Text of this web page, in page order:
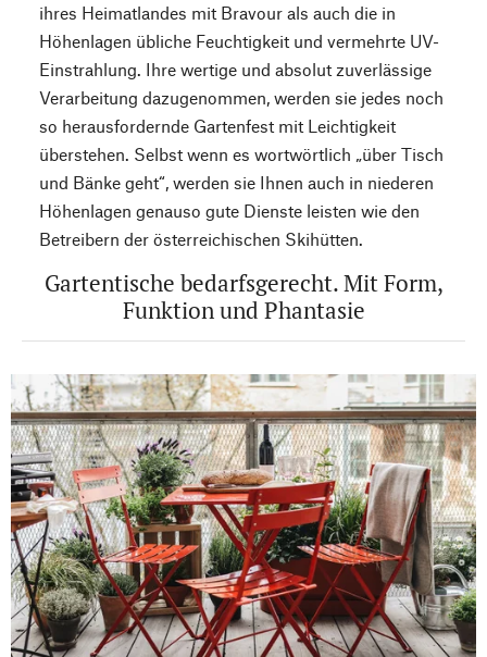
ihres Heimatlandes mit Bravour als auch die in
Höhenlagen übliche Feuchtigkeit und vermehrte UV-
Einstrahlung. Ihre wertige und absolut zuverlässige
Verarbeitung dazugenommen, werden sie jedes noch
so herausfordernde Gartenfest mit Leichtigkeit
überstehen. Selbst wenn es wortwörtlich „über Tisch
und Bänke geht“, werden sie Ihnen auch in niederen
Höhenlagen genauso gute Dienste leisten wie den
Betreibern der österreichischen Skihütten.
Gartentische bedarfsgerecht. Mit Form,
Funktion und Phantasie